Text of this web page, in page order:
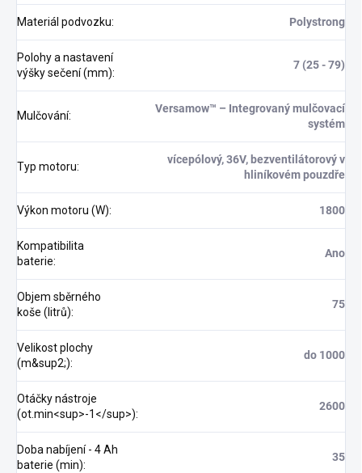
Materiál podvozku: Polystrong
Polohy a nastavení
výšky sečení (mm):
7 (25 - 79)
Mulčování:
Versamow™ – Integrovaný mulčovací
systém
Typ motoru:
vícepólový, 36V, bezventilátorový v
hliníkovém pouzdře
Výkon motoru (W): 1800
Kompatibilita
baterie:
Ano
Objem sběrného
koše (litrů):
75
Velikost plochy
(m&sup2;):
do 1000
Otáčky nástroje
(ot.min<sup>-1</sup>):
2600
Doba nabíjení - 4 Ah
baterie (min):
35